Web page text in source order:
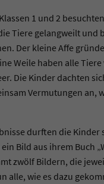
1 und 2
Tiere gelangweilt und
Der kleine Affe
Weile haben alle
Die Kinder dachten
Vermutungen an,
durften die Kinder
Bild aus ihrem Buch
zwölf Bildern, die
alle, wie es dazu